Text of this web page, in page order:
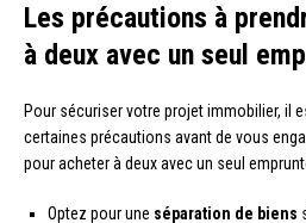
Les précautions à
à deux avec un seul
Pour sécuriser votre projet immobilier, il
certaines précautions avant de vous
pour acheter à deux avec un seul
Optez pour une séparation de biens